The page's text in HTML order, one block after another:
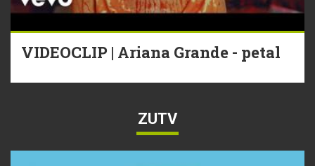
VIDEOCLIP | Ariana Grande - petal
ZUTV